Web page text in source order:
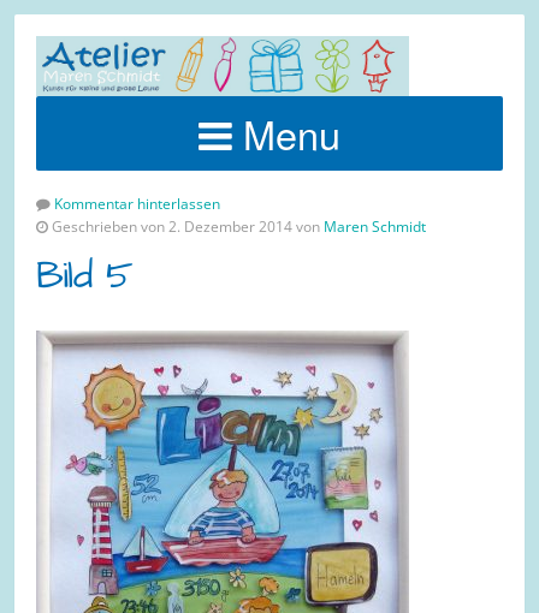
Menu
Kommentar hinterlassen
Geschrieben von 2. Dezember 2014 von Maren Schmidt
Bild 5